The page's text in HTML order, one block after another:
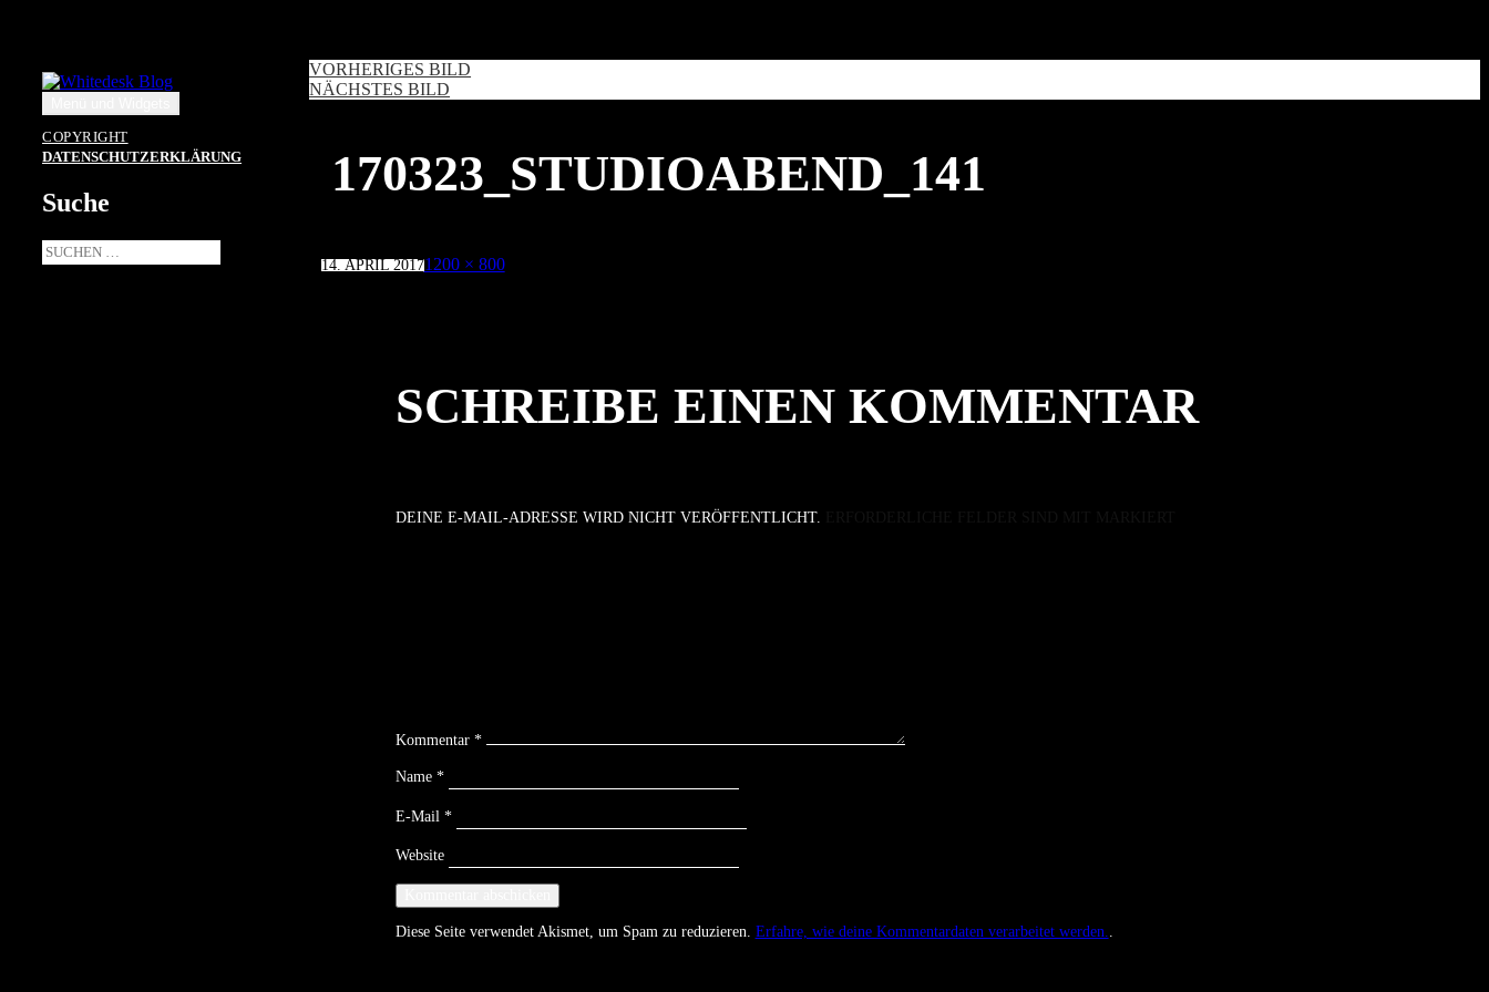
COPYRIGHT
DATENSCHUTZERKLÄRUNG
Suche
Suche
nach:
VORHERIGES BILD
NÄCHSTES BILD
170323_STUDIOABEND_141
Veröffentlicht
am
14. APRIL 2017Volle
1200 × 800
SCHREIBE EINEN KOMMENTAR
DEINE E-MAIL-ADRESSE WIRD NICHT VERÖFFENTLICHT.
Kommentar *
Name *
E-Mail *
Website
Diese Seite verwendet Akismet, um Spam zu reduzieren. Erfahre, wie deine Kommentardaten verarbeitet werden..